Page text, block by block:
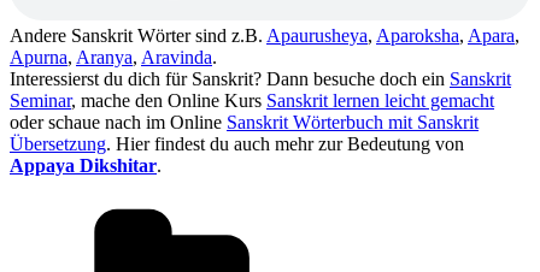
Andere Sanskrit Wörter sind z.B. Apaurusheya, Aparoksha, Apara,
Apurna, Aranya, Aravinda.
Interessierst du dich für Sanskrit? Dann besuche doch ein Sanskrit
Seminar, mache den Online Kurs Sanskrit lernen leicht gemacht
oder schaue nach im Online Sanskrit Wörterbuch mit Sanskrit
Übersetzung. Hier findest du auch mehr zur Bedeutung von
Appaya Dikshitar.